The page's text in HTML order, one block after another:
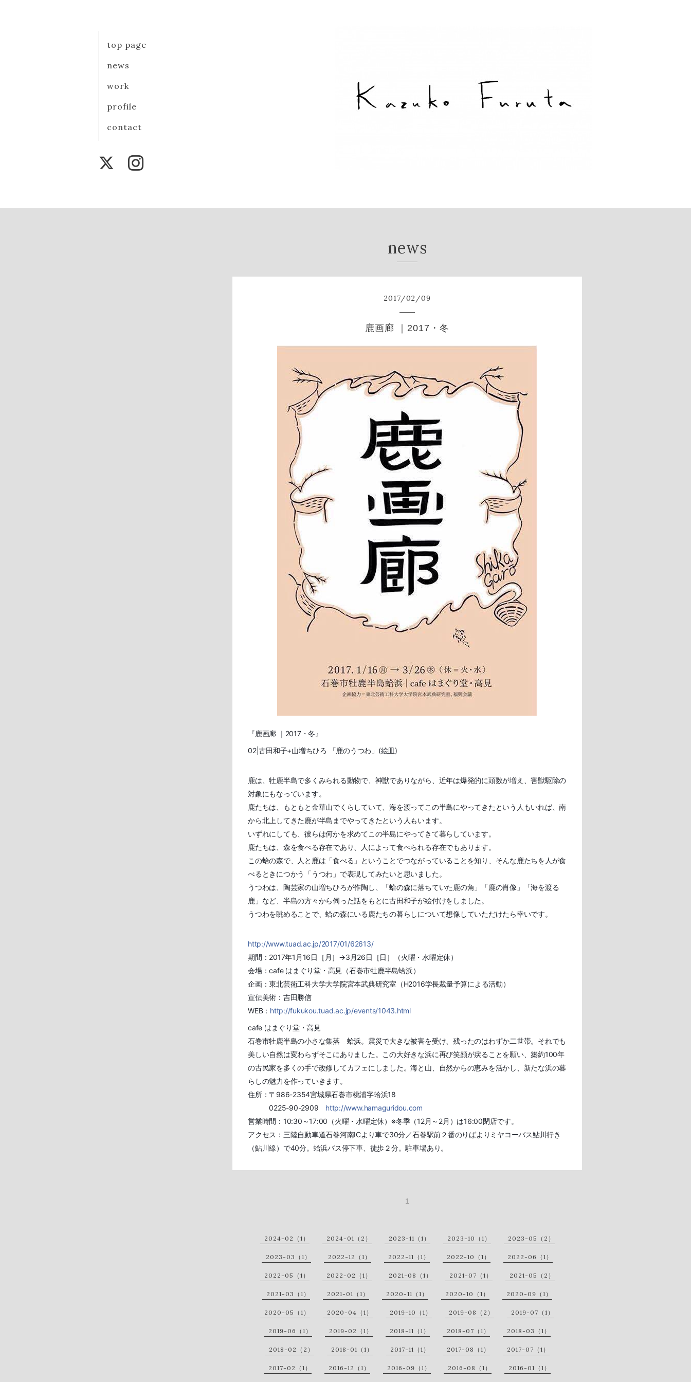
top page
news
work
profile
contact
news
2017/02/09
鹿画廊 ｜2017・冬
『鹿画廊 ｜2017・冬』
02|古田和子+山増ちひろ
「鹿のうつわ」(絵皿)
鹿は、牡鹿半島で多くみられる動物で、神獣でありながら、近年は爆発的に頭数が増え、害獣駆除の
対象にもなっています。
鹿たちは、もともと金華山でくらしていて、海を渡ってこの半島にやってきたという人もいれば、南
から北上してきた鹿が半島までやってきたという人もいます。
いずれにしても、彼らは何かを求めてこの半島にやってきて暮らしています。
鹿たちは、森を食べる存在であり、人によって食べられる存在でもあります。
この蛤の森で、人と鹿は「食べる」ということでつながっていることを知り、そんな鹿たちを人が食
べるときにつかう「うつわ」で表現してみたいと思いました。
うつわは、陶芸家の山増ちひろが作陶し、「蛤の森に落ちていた鹿の角」「鹿の肖像」「海を渡る
鹿」など、半島の方々から伺った話をもとに古田和子が絵付けをしました。
うつわを眺めることで、蛤の森にいる鹿たちの暮らしについて想像していただけたら幸いです。
http://www.tuad.ac.jp/2017/01/62613/
期間：2017年1月16日［月］→3月26日［日］（火曜・水曜定休）
会場：cafe はまぐり堂・高見（石巻市牡鹿半島蛤浜）
企画：東北芸術工科大学大学院宮本武典研究室（H2016学長裁量予算による活動）
宣伝美術：吉田勝信
WEB： http://fukukou.tuad.ac.jp/events/1043.html
cafe はまぐり堂・高見
石巻市牡鹿半島の小さな集落 蛤浜。震災で大きな被害を受け、残ったのはわずか二世帯。それでも
美しい自然は変わらずそこにありました。この大好きな浜に再び笑顔が戻ることを願い、築約100年
の古民家を多くの手で改修してカフェにしました。海と山、自然からの恵みを活かし、新たな浜の暮
らしの魅力を作っていきます。
住所：〒986-2354宮城県石巻市桃浦字蛤浜18
0225-90-2909 http://www.hamaguridou.com
営業時間：10:30～17:00（火曜・水曜定休）※冬季（12月～2月）は16:00閉店です。
アクセス：三陸自動車道石巻河南ICより車で30分／石巻駅前２番のりばよりミヤコーバス鮎川行き
（鮎川線）で40分。蛤浜バス停下車、徒歩２分。駐車場あり。
1
2024-02（1） 2024-01（2） 2023-11（1） 2023-10（1） 2023-05（2）
2023-03（1） 2022-12（1） 2022-11（1） 2022-10（1） 2022-06（1）
2022-05（1） 2022-02（1） 2021-08（1） 2021-07（1） 2021-05（2）
2021-03（1） 2021-01（1） 2020-11（1） 2020-10（1） 2020-09（1）
2020-05（1） 2020-04（1） 2019-10（1） 2019-08（2） 2019-07（1）
2019-06（1） 2019-02（1） 2018-11（1） 2018-07（1） 2018-03（1）
2018-02（2） 2018-01（1） 2017-11（1） 2017-08（1） 2017-07（1）
2017-02（1） 2016-12（1） 2016-09（1） 2016-08（1） 2016-01（1）